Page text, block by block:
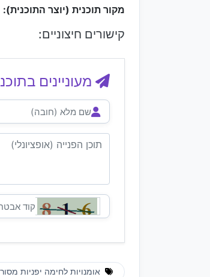
מקור תוכנית (יוצר התוכנית):
קישורים חיצוניים:
מעוניינים
אומנויות לחימה יפניות